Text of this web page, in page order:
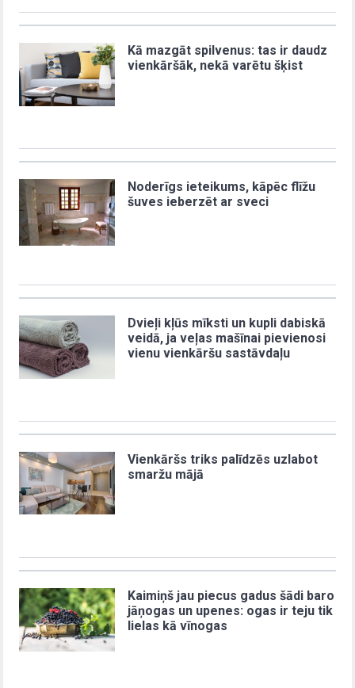
Kā mazgāt spilvenus: tas ir daudz
vienkāršāk, nekā varētu šķist
Noderīgs ieteikums, kāpēc flīžu
šuves ieberzēt ar sveci
Dvieļi kļūs mīksti un kupli dabiskā
veidā, ja veļas mašīnai pievienosi
vienu vienkāršu sastāvdaļu
Vienkāršs triks palīdzēs uzlabot
smaržu mājā
Kaimiņš jau piecus gadus šādi baro
jāņogas un upenes: ogas ir teju tik
lielas kā vīnogas